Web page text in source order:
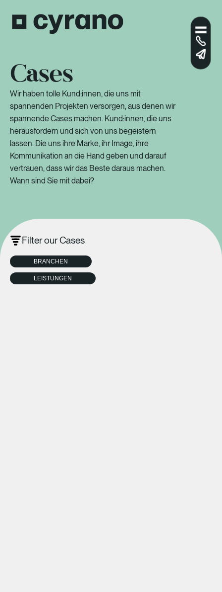
Cases
Wir haben tolle Kund:innen, die uns mit
spannenden Projekten versorgen, aus denen wir
spannende Cases machen. Kund:innen, die uns
herausfordern und sich von uns begeistern
lassen. Die uns ihre Marke, ihr Image, ihre
Kommunikation an die Hand geben und darauf
vertrauen, dass wir das Beste daraus machen.
Wann sind Sie mit dabei?
Filter our Cases
BRANCHEN
LEISTUNGEN